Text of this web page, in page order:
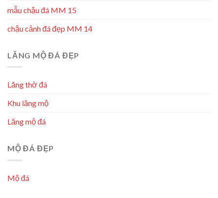
mẫu chậu đá MM 15
chậu cảnh đá đẹp MM 14
LĂNG MỘ ĐÁ ĐẸP
Lăng thờ đá
Khu lăng mộ
Lăng mộ đá
MỘ ĐÁ ĐẸP
Mộ đá